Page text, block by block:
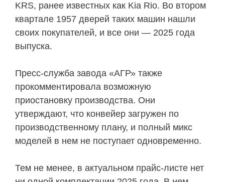
KRS, ранее известных как Kia Rio. Во втором
квартале 1957 дверей таких машин нашли
своих покупателей, и все они — 2025 года
выпуска.
Пресс-служба завода «АГР» также
прокомментировала возможную
приостановку производства. Они
утверждают, что конвейер загружен по
производственному плану, и полный микс
моделей в нем не поступает одновременно.
Тем не менее, в актуальном прайс-листе нет